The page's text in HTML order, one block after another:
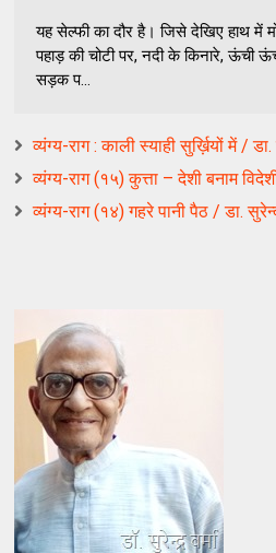
यह सेल्फी का दौर है। जिसे देखिए हाथ में
पहाड़ की चोटी पर, नदी के किनारे, ऊंची
सड़क प...
व्यंग्य-राग : काली स्याही सुर्ख़ियों में / डा.
व्यंग्य-राग (१५) कुत्ता – देशी बनाम
व्यंग्य-राग (१४) गहरे पानी पैठ / डा.